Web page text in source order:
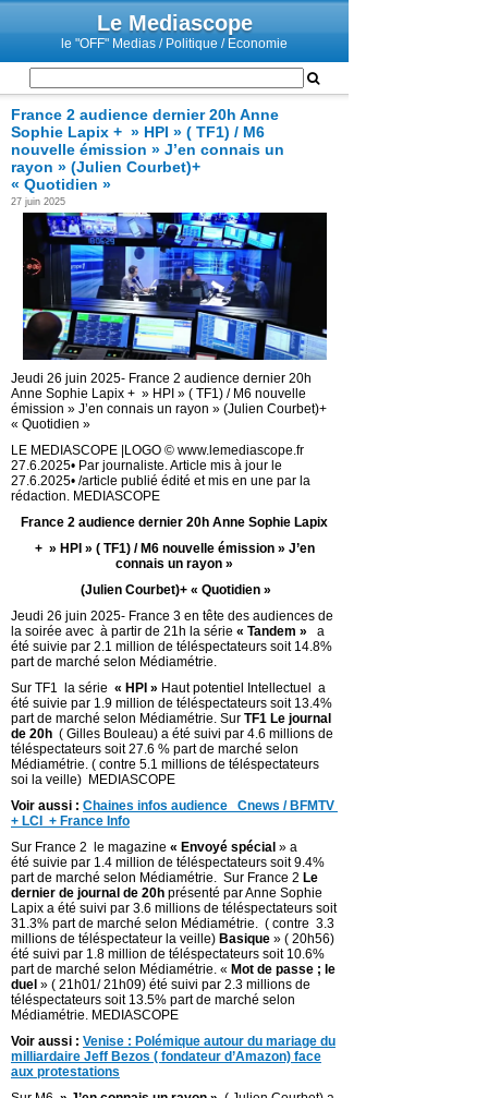
Le Mediascope
le "OFF" Medias / Politique / Economie
France 2 audience dernier 20h Anne
Sophie Lapix + » HPI » ( TF1) / M6
nouvelle émission » J’en connais un
rayon » (Julien Courbet)+
« Quotidien »
27 juin 2025
Jeudi 26 juin 2025- France 2 audience dernier 20h
Anne Sophie Lapix + » HPI » ( TF1) / M6 nouvelle
émission » J’en connais un rayon » (Julien Courbet)+
« Quotidien »
LE MEDIASCOPE |LOGO © www.lemediascope.fr
27.6.2025• Par journaliste. Article mis à jour le
27.6.2025• /article publié édité et mis en une par la
rédaction. MEDIASCOPE
France 2 audience dernier 20h Anne Sophie Lapix
+ » HPI » ( TF1) / M6 nouvelle émission » J’en
connais un rayon »
(Julien Courbet)+ « Quotidien »
Jeudi 26 juin 2025- France 3 en tête des audiences de
la soirée avec à partir de 21h la série « Tandem » a
été suivie par 2.1 million de téléspectateurs soit 14.8%
part de marché selon Médiamétrie.
Sur TF1 la série « HPI » Haut potentiel Intellectuel a
été suivie par 1.9 million de téléspectateurs soit 13.4%
part de marché selon Médiamétrie. Sur TF1 Le journal
de 20h ( Gilles Bouleau) a été suivi par 4.6 millions de
téléspectateurs soit 27.6 % part de marché selon
Médiamétrie. ( contre 5.1 millions de téléspectateurs
soi la veille) MEDIASCOPE
Voir aussi : Chaines infos audience Cnews / BFMTV
+ LCI + France Info
Sur France 2 le magazine « Envoyé spécial » a
été suivie par 1.4 million de téléspectateurs soit 9.4%
part de marché selon Médiamétrie. Sur France 2 Le
dernier de journal de 20h présenté par Anne Sophie
Lapix a été suivi par 3.6 millions de téléspectateurs soit
31.3% part de marché selon Médiamétrie. ( contre 3.3
millions de téléspectateur la veille) Basique » ( 20h56)
été suivi par 1.8 million de téléspectateurs soit 10.6%
part de marché selon Médiamétrie. « Mot de passe ; le
duel » ( 21h01/ 21h09) été suivi par 2.3 millions de
téléspectateurs soit 13.5% part de marché selon
Médiamétrie. MEDIASCOPE
Voir aussi : Venise : Polémique autour du mariage du
milliardaire Jeff Bezos ( fondateur d’Amazon) face
aux protestations